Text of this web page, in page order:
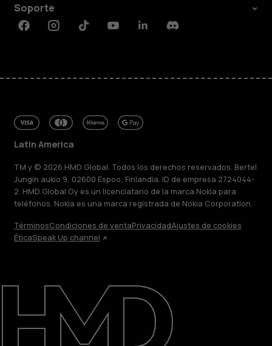
Reparar, reutilizar, reciclar
Sostenibilidad
Soporte
Latin America
Soporte
FacebookInstagramTiktokYoutubeLinkedinDiscord
Latin America
TM y © 2026 HMD Global. Todos los derechos reservados. Bertel
Jungin aukio 9, 02600 Espoo, Finlandia. ID de empresa 2724044-
2. HMD Global Oy es un licenciatario de la marca Nokia para
teléfonos. Nokia es una marca registrada de Nokia Corporation.
TérminosCondiciones de ventaPrivacidadAjustes de cookies
ÉticaSpeak Up channel